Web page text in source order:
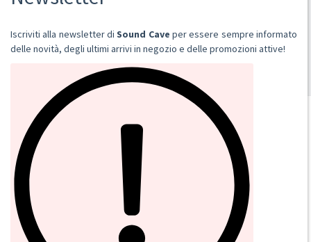
« 9 10 11 12 13 »
prodotti, pagina 11 di 62
SOUND CAVE
02 36533634
orders@sound-cave.com
Sound Cave di Roberto Mammarella
Via Valparaiso 9
20144 Milano